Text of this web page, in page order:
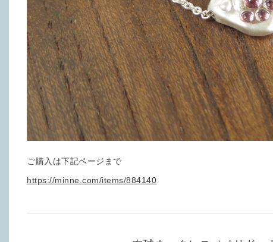
ご購入は下記ページまで
https://minne.com/items/884140